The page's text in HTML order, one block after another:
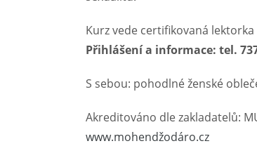
Kurz vede certifikovaná lektorka
Přihlášení a informace: tel.
S sebou: pohodlné ženské
Akreditováno dle zakladatelů:
www.mohendžodáro.cz